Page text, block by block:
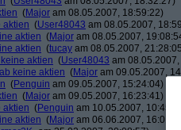
(Major am 08.05.2007, 18:59:22)
aktien (User48043 am 08.05.2007,
aktien (Major am 08.05.2007,
aktien (tucay am 08.05.2007,
aktien (User48043 am
keine aktien (Major am 09.05.2007,
(Penguin am 09.05.2007, 15:24:04)
(Major am 09.05.2007, 16:23:41)
aktien (Penguin am 10.05.2007,
aktien (Major am 06.06.2007,